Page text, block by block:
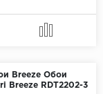
Rasch
Breeze Обои
Breeze RDT2202-3